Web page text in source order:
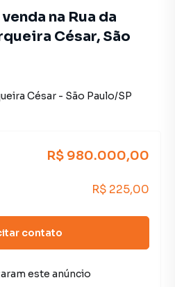
na Rua da
César, São
César - São Paulo/SP
R$ 980.000,00
R$ 225,00
contato
este anúncio